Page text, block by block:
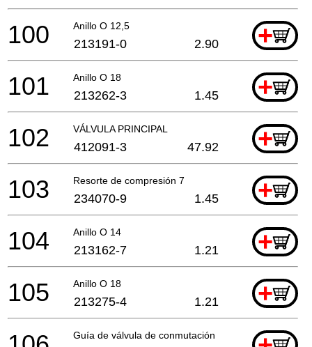
Anillo O 12,5 +
100 213191-0 2.90
Anillo O 18 +
101 213262-3 1.45
VÁLVULA PRINCIPAL +
102 412091-3 47.92
Resorte de compresión 7 +
103 234070-9 1.45
Anillo O 14 +
104 213162-7 1.21
Anillo O 18 +
105 213275-4 1.21
Guía de válvula de conmutación